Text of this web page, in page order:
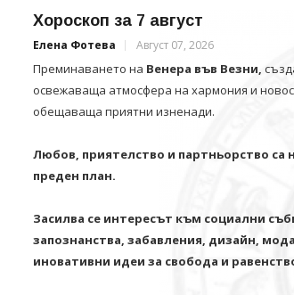
Хороскоп за 7 август
Елена Фотева Август 07, 2026
Преминаването на Венера във Везни,
освежаваща атмосфера на хармония и
обещаваща приятни изненади.
Любов, приятелство и партньорство са
преден план.
Засилва се интересът към социални
запознанства, забавления, дизайн,
иновативни идеи за свобода и